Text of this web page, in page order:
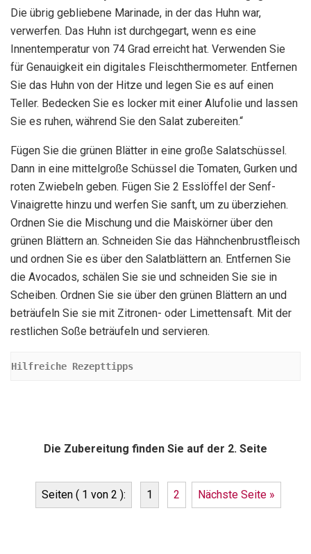
Die übrig gebliebene Marinade, in der das Huhn war,
verwerfen. Das Huhn ist durchgegart, wenn es eine
Innentemperatur von 74 Grad erreicht hat. Verwenden Sie
für Genauigkeit ein digitales Fleischthermometer. Entfernen
Sie das Huhn von der Hitze und legen Sie es auf einen
Teller. Bedecken Sie es locker mit einer Alufolie und lassen
Sie es ruhen, während Sie den Salat zubereiten.“
Fügen Sie die grünen Blätter in eine große Salatschüssel.
Dann in eine mittelgroße Schüssel die Tomaten, Gurken und
roten Zwiebeln geben. Fügen Sie 2 Esslöffel der Senf-
Vinaigrette hinzu und werfen Sie sanft, um zu überziehen.
Ordnen Sie die Mischung und die Maiskörner über den
grünen Blättern an. Schneiden Sie das Hähnchenbrustfleisch
und ordnen Sie es über den Salatblättern an. Entfernen Sie
die Avocados, schälen Sie sie und schneiden Sie sie in
Scheiben. Ordnen Sie sie über den grünen Blättern an und
beträufeln Sie sie mit Zitronen- oder Limettensaft. Mit der
restlichen Soße beträufeln und servieren.
Hilfreiche Rezepttipps
Die Zubereitung finden Sie auf der 2. Seite
Seiten ( 1 von 2 ): 1 2 Nächste Seite »